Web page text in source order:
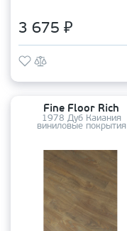
3 675 ₽
Fine Floor Rich
1978 Дуб Каиания
виниловые покрытия